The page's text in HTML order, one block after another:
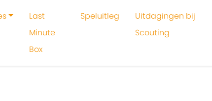
Last
Minute
Box
Speluitleg
Uitdagingen bij
Scouting
Stand in de mand